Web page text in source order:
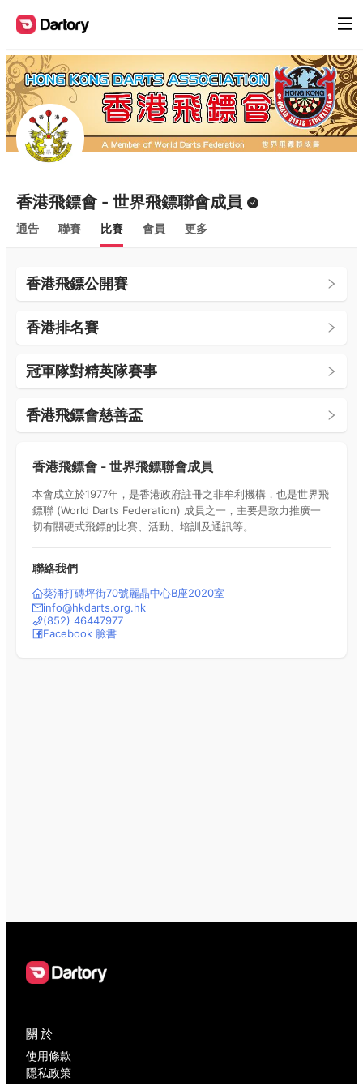
香港飛鏢會 - 世界飛鏢聯會成員
通告 聯賽 比賽 會員 更多
香港飛鏢公開賽
香港排名賽
冠軍隊對精英隊賽事
香港飛鏢會慈善盃
香港飛鏢會 - 世界飛鏢聯會成員
本會成立於1977年，是香港政府註冊之非牟利機構，也是世界飛
鏢聯 (World Darts Federation) 成員之一，主要是致力推廣一
切有關硬式飛鏢的比賽、活動、培訓及通訊等。
聯絡我們
葵涌打磚坪街70號麗晶中心B座2020室
info@hkdarts.org.hk
(852) 46447977
Facebook 臉書
關於
使用條款
隱私政策